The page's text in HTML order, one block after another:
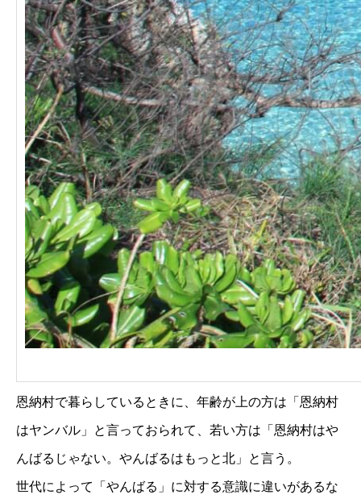
恩納村で暮らしているときに、年齢が上の方は「恩納村
はヤンバル」と言っておられて、若い方は「恩納村はや
んばるじゃない。やんばるはもっと北」と言う。
世代によって「やんばる」に対する意識に違いがあるな